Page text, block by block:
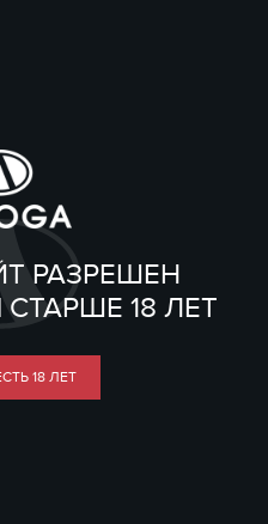
РАЗРЕШЕН
18 ЛЕТ
18 ЛЕТ